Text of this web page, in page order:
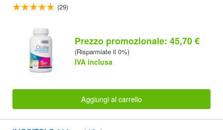
(29)
Prezzo promozionale: 45,70 €
(Risparmiate il 0%)
IVA inclusa
Aggiungi al carrello